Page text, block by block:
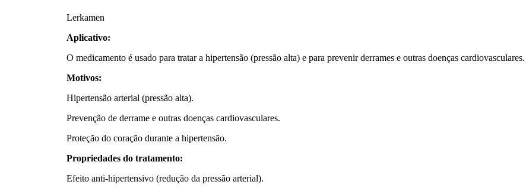
Lerkamen
Aplicativo:
O medicamento é usado para tratar a hipertensão (pressão alta) e para prevenir derrames e outras doenças cardiovasculares.
Motivos:
Hipertensão arterial (pressão alta).
Prevenção de derrame e outras doenças cardiovasculares.
Proteção do coração durante a hipertensão.
Propriedades do tratamento:
Efeito anti-hipertensivo (redução da pressão arterial).